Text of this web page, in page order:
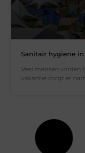
Sanitair hygiene
Veel mensen vinden
vakantie zorgt er